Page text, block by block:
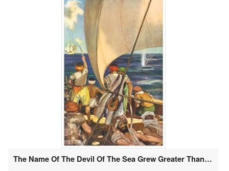
The Name Of The Devil Of The Sea Grew Greater Than Ever